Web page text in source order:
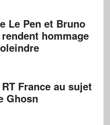
Le Pen et Bruno
hommage
France au sujet
Ghosn